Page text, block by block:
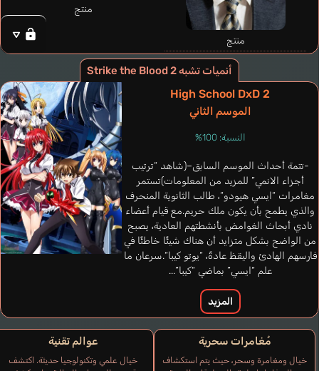
منتج
منتج
Akatsuki Nagisa
Hidaka Rina
Akatsuki Gajou
Kase Yasuyuki
أنميات تشبه Strike the Blood 2
High School DxD 2
الموسم الثاني
النسبة: 100%
-تتمة أحداث الموسم السابق–(شاهد “ترتيب
أجزاء الانمي” للمزيد من المعلومات)تستمر
مغامرات “ايسي هيودو“، طالب الثانوية المنحرف
والذي يطمح بأن يكون ملك حريم.مع قيام أعضاء
نادي أبحاث الغوامض بأنشطتهم العادية، يصبح
من الواضح بشكل متزايد أن هناك شيئًا خاطئًا في
فارسهم الهادئ واليقظ عادةً، “يوتو كيبا“.سرعان ما
علم “ايسي” بماضي “كيبا”...
المزيد
مُغامرات سحرية
خيال ومغامرة وسحر، حيث يتم استكشاف
عوالم تقنية
خيال علمي وتكنولوجيا حديثة. اكتشف